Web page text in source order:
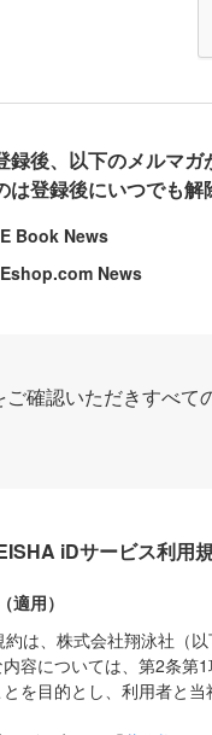
録後、以下のメルマ
は登録後にいつでも解
Book News
News
ご確認いただきすべて
iDサービス利用
適用）
約は、株式会社翔泳社（
容については、第2条第
を目的とし、利用者と当